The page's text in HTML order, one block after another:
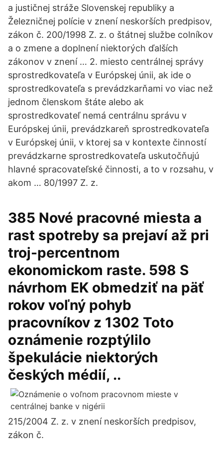
a justičnej stráže Slovenskej republiky a
Železničnej polície v znení neskorších predpisov,
zákon č. 200/1998 Z. z. o štátnej službe colníkov
a o zmene a doplnení niektorých ďalších
zákonov v znení … 2. miesto centrálnej správy
sprostredkovateľa v Európskej únii, ak ide o
sprostredkovateľa s prevádzkarňami vo viac než
jednom členskom štáte alebo ak
sprostredkovateľ nemá centrálnu správu v
Európskej únii, prevádzkareň sprostredkovateľa
v Európskej únii, v ktorej sa v kontexte činností
prevádzkarne sprostredkovateľa uskutočňujú
hlavné spracovateľské činnosti, a to v rozsahu, v
akom … 80/1997 Z. z.
385 Nové pracovné miesta a
rast spotreby sa prejaví až pri
troj-percentnom
ekonomickom raste. 598 S
návrhom EK obmedziť na päť
rokov voľný pohyb
pracovníkov z 1302 Toto
oznámenie rozptýlilo
špekulácie niektorých
českých médií, ..
215/2004 Z. z. v znení neskorších predpisov,
zákon č.